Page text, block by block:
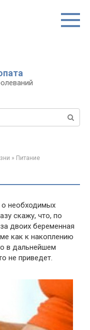
» Питание
о необходимых
скажу, что, по
двоих беременная
как к накоплению
в дальнейшем
не приведет.